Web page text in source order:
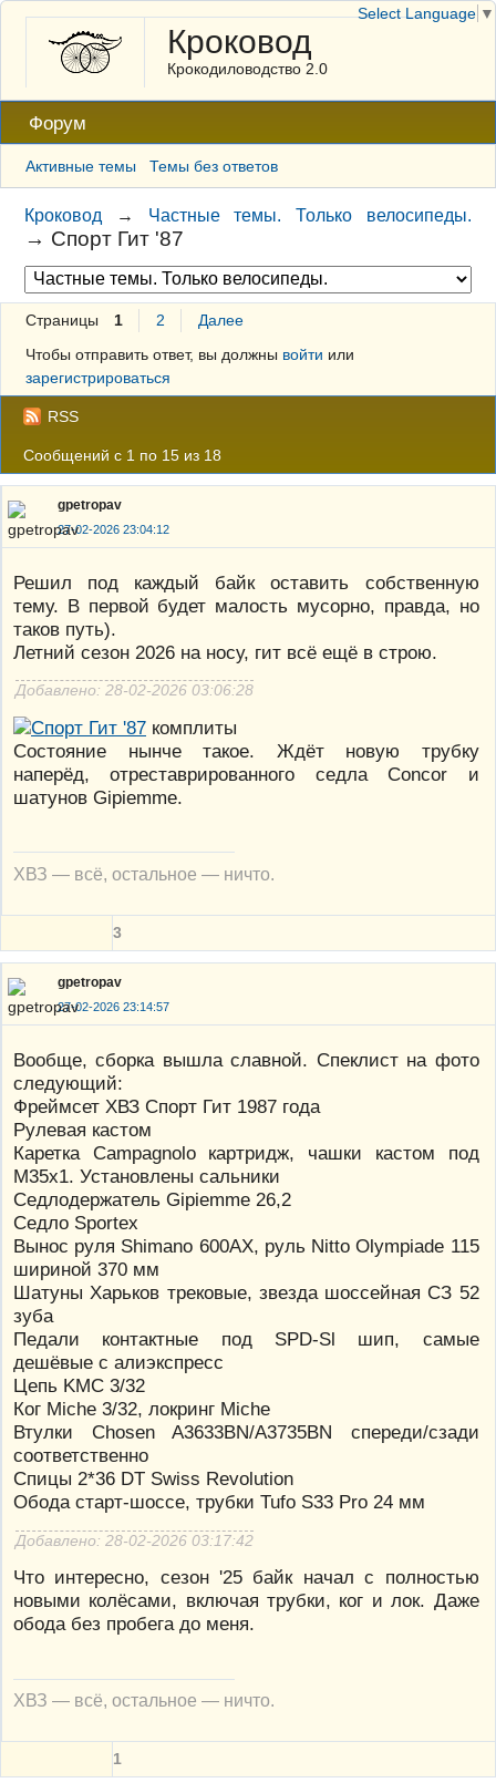
Кроковод
Крокодиловодство 2.0
Форум
Активные темы Темы без ответов
Кроковод → Частные темы. Только велосипеды.
→ Спорт Гит '87
Страницы 1 2
Далее
Чтобы отправить ответ, вы должны войти или
зарегистрироваться
RSS
Сообщений с 1 по 15 из 18
gpetropav
27-02-2026 23:04:12
Решил под каждый байк оставить собственную
тему. В первой будет малость мусорно, правда, но
таков путь).
Летний сезон 2026 на носу, гит всё ещё в строю.
Добавлено: 28-02-2026 03:06:28
комплиты
Состояние нынче такое. Ждёт новую трубку
наперёд, отреставрированного седла Concor и
шатунов Gipiemme.
ХВЗ — всё, остальное — ничто.
3
gpetropav
27-02-2026 23:14:57
Вообще, сборка вышла славной. Спеклист на фото
следующий:
Фреймсет ХВЗ Спорт Гит 1987 года
Рулевая кастом
Каретка Campagnolo картридж, чашки кастом под
М35х1. Установлены сальники
Седлодержатель Gipiemme 26,2
Седло Sportex
Вынос руля Shimano 600AX, руль Nitto Olympiade 115
шириной 370 мм
Шатуны Харьков трековые, звезда шоссейная СЗ 52
зуба
Педали контактные под SPD-Sl шип, самые
дешёвые с алиэкспресс
Цепь KMC 3/32
Ког Miche 3/32, локринг Miche
Втулки Chosen A3633BN/A3735BN спереди/сзади
соответственно
Спицы 2*36 DT Swiss Revolution
Обода старт-шоссе, трубки Tufo S33 Pro 24 мм
Добавлено: 28-02-2026 03:17:42
Что интересно, сезон '25 байк начал с полностью
новыми колёсами, включая трубки, ког и лок. Даже
обода без пробега до меня.
ХВЗ — всё, остальное — ничто.
1
Select Language ▼